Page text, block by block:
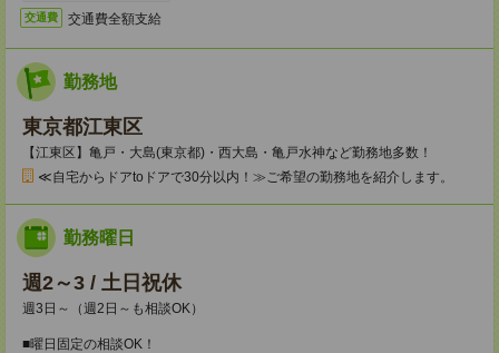
交通費 交通費全額支給
勤務地
東京都江東区
【江東区】亀戸・大島(東京都)・西大島・亀戸水神など勤務地多数！
≪自宅からドアtoドアで30分以内！≫ご希望の勤務地を紹介します。
勤務曜日
週2～3 / 土日祝休
週3日～（週2日～も相談OK）
■曜日固定の相談OK！